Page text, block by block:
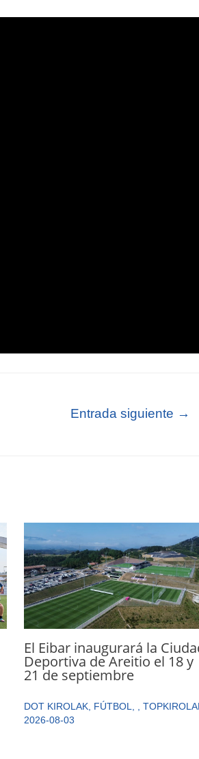
Entrada siguiente →
El Eibar inaugurará la
Deportiva de Areitio el 18 y
21 de septiembre
DOT KIROLAK, FÚTBOL
2026-08-03